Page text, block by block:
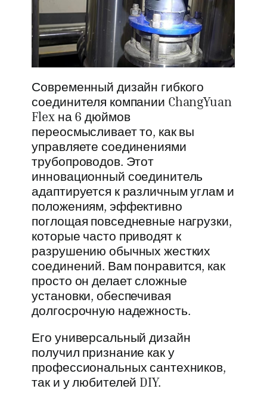
Современный дизайн гибкого
соединителя компании ChangYuan
Flex на 6 дюймов
переосмысливает то, как вы
управляете соединениями
трубопроводов. Этот
инновационный соединитель
адаптируется к различным углам и
положениям, эффективно
поглощая повседневные нагрузки,
которые часто приводят к
разрушению обычных жестких
соединений. Вам понравится, как
просто он делает сложные
установки, обеспечивая
долгосрочную надежность.
Его универсальный дизайн
получил признание как у
профессиональных сантехников,
так и у любителей DIY.